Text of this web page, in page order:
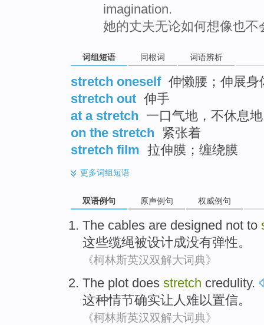
imagination.
她的丈夫无论如何想像也
词组短语 同根词 词语辨析
stretch oneself 伸懒腰；伸展身
stretch out 伸手
at a stretch 一口气地，不休息地
on the stretch
紧张着
stretch film 拉伸膜；缠绕膜
更多词组短语
双语例句 原声例句 权威例句
The cables are designed not to
这些缆绳被设计成没有弹性。
《柯林斯英汉双解大词典》
The plot does stretch credulity.
这种情节确实让人难以置信。
《柯林斯英汉双解大词典》